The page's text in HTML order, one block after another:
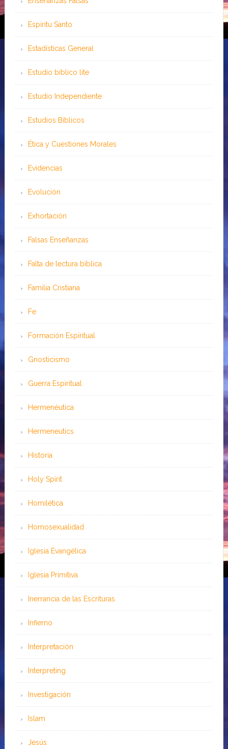
Espíritu Santo
Estadísticas General
Estudio bíblico lite
Estudio Independiente
Estudios Bíblicos
Ética y Cuestiones Morales
Evidencias
Evolución
Exhortación
Falsas Enseñanzas
Falta de lectura bíblica
Familia Cristiana
Fe
Formación Espiritual
Gnosticismo
Guerra Espiritual
Hermenéutica
Hermeneutics
Historia
Holy Spirit
Homilética
Homosexualidad
Iglesia Evangélica
Iglesia Primitiva
Inerrancia de las Escrituras
Infierno
Interpretación
Interpreting
Investigación
Islam
Jesús